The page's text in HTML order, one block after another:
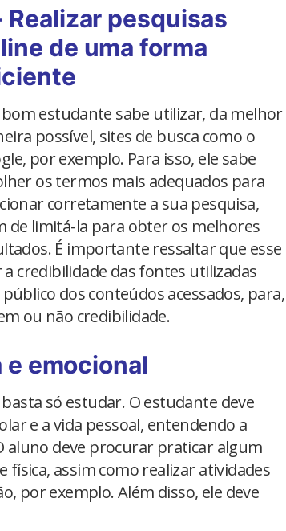
Realizar pesquisas
de uma forma
estudante sabe utilizar, da melhor
possível, sites de busca como o
por exemplo. Para isso, ele sabe
os termos mais adequados para
corretamente a sua pesquisa,
de limitá-la para obter os melhores
É importante ressaltar que esse
credibilidade das fontes utilizadas
dos conteúdos acessados, para,
ou não credibilidade.
emocional
só estudar. O estudante deve
e a vida pessoal, entendendo a
aluno deve procurar praticar algum
assim como realizar atividades
por exemplo. Além disso, ele deve